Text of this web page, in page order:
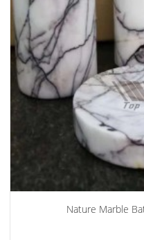
Nature Marble